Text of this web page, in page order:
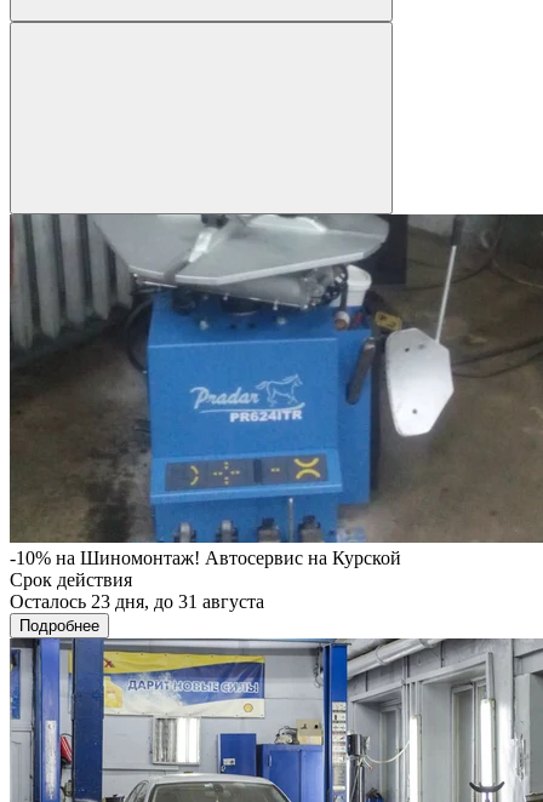
-10% на Шиномонтаж! Автосервис на Курской
Срок действия
Осталось 23 дня, до 31 августа
Подробнее